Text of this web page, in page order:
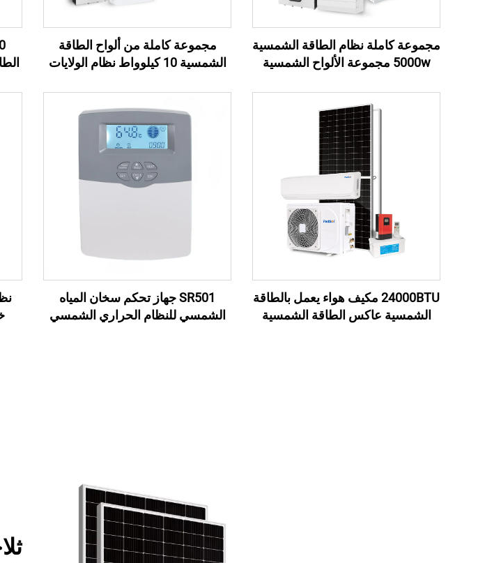
مجموعة كاملة نظام الطاقة الشمسية
5000w مجموعة الألواح الشمسية
نظام الطاقة الشمسية خارج الشبكة
مجموعة كاملة من ألواح الطاقة
الشمسية 10 كيلوواط نظام الولايات
فولت نظام الطاقة الشمسية النظام
المنزلي الطاقة الشمسية
24000BTU مكيف هواء يعمل بالطاقة
الشمسية عاكس الطاقة الشمسية
SR501 جهاز تحكم سخان المياه
الشمسي للنظام الحراري الشمسي